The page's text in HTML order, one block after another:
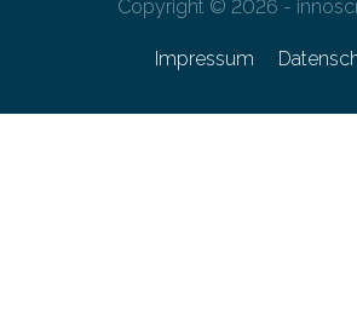
Copyright © 2026 -
Impressum